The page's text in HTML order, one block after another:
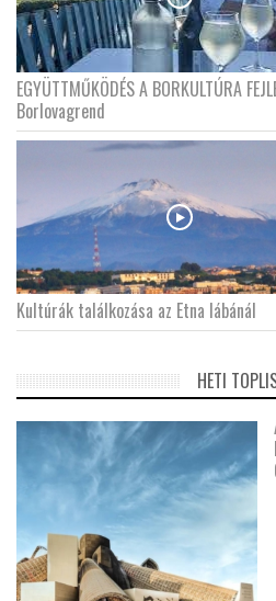
EGYÜTTMŰKÖDÉS A BORKULTÚRA
Borlovagrend
Kultúrák találkozása az Etna lábánál
HETI